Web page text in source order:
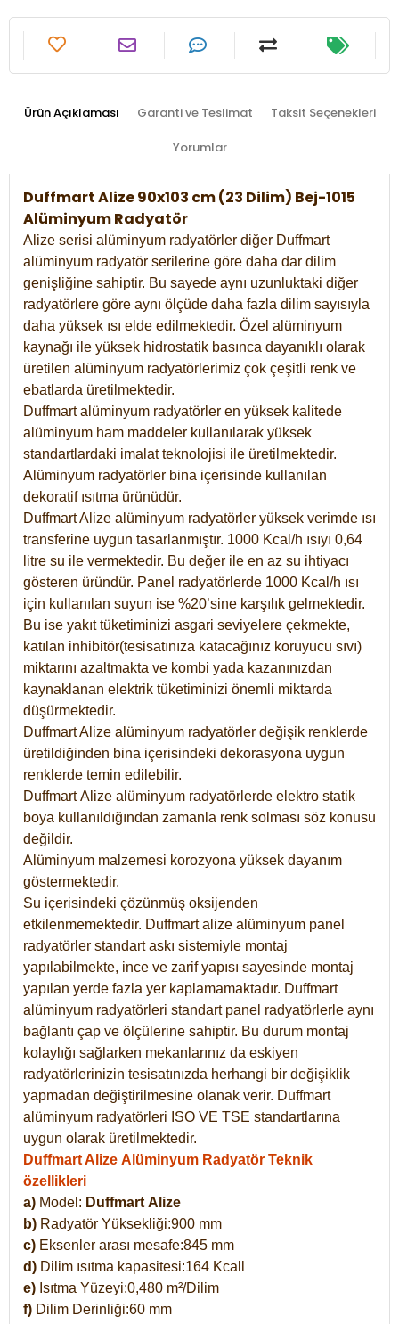
Ürün Açıklaması Garanti ve Teslimat Taksit Seçenekleri
Yorumlar
Duffmart Alize 90x103 cm (23 Dilim) Bej-1015
Alüminyum Radyatör
Alize serisi alüminyum radyatörler diğer Duffmart
alüminyum radyatör serilerine göre daha dar dilim
genişliğine sahiptir. Bu sayede aynı uzunluktaki diğer
radyatörlere göre aynı ölçüde daha fazla dilim sayısıyla
daha yüksek ısı elde edilmektedir. Özel alüminyum
kaynağı ile yüksek hidrostatik basınca dayanıklı olarak
üretilen alüminyum radyatörlerimiz çok çeşitli renk ve
ebatlarda üretilmektedir.
Duffmart alüminyum radyatörler en yüksek kalitede
alüminyum ham maddeler kullanılarak yüksek
standartlardaki imalat teknolojisi ile üretilmektedir.
Alüminyum radyatörler bina içerisinde kullanılan
dekoratif ısıtma ürünüdür.
Duffmart Alize alüminyum radyatörler yüksek verimde ısı
transferine uygun tasarlanmıştır. 1000 Kcal/h ısıyı 0,64
litre su ile vermektedir. Bu değer ile en az su ihtiyacı
gösteren üründür. Panel radyatörlerde 1000 Kcal/h ısı
için kullanılan suyun ise %20’sine karşılık gelmektedir.
Bu ise yakıt tüketiminizi asgari seviyelere çekmekte,
katılan inhibitör(tesisatınıza katacağınız koruyucu sıvı)
miktarını azaltmakta ve kombi yada kazanınızdan
kaynaklanan elektrik tüketiminizi önemli miktarda
düşürmektedir.
Duffmart Alize alüminyum radyatörler değişik renklerde
üretildiğinden bina içerisindeki dekorasyona uygun
renklerde temin edilebilir.
DuffmartAlize alüminyum radyatörlerde elektro statik
boya kullanıldığından zamanla renk solması söz konusu
değildir.
Alüminyum malzemesi korozyona yüksek dayanım
göstermektedir.
Su içerisindeki çözünmüş oksijenden
etkilenmemektedir. Duffmart alize alüminyum panel
radyatörler standart askı sistemiyle montaj
yapılabilmekte, ince ve zarif yapısı sayesinde montaj
yapılan yerde fazla yer kaplamamaktadır. Duffmart
alüminyum radyatörleri standart panel radyatörlerle aynı
bağlantı çap ve ölçülerine sahiptir. Bu durum montaj
kolaylığı sağlarken mekanlarınız da eskiyen
radyatörlerinizin tesisatınızda herhangi bir değişiklik
yapmadan değiştirilmesine olanak verir. Duffmart
alüminyum radyatörleri ISO VE TSE standartlarına
uygun olarak üretilmektedir.
Duffmart Alize Alüminyum Radyatör Teknik
özellikleri
a) Model: Duffmart Alize
b) Radyatör Yüksekliği:900 mm
c) Eksenler arası mesafe:845 mm
d) Dilim ısıtma kapasitesi:164 Kcall
e) Isıtma Yüzeyi:0,480 m²/Dilim
f) Dilim Derinliği:60 mm